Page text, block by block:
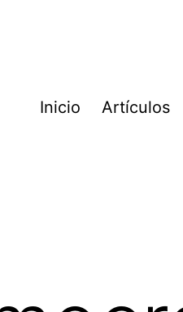
Inicio Artículos